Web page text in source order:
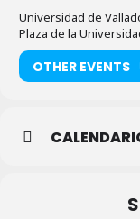
Universidad de
Plaza de la
OTHER EVENTS